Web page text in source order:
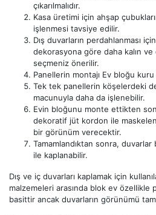
çıkarılmalıdır.
Kasa üretimi için ahşap
işlenmesi tavsiye edilir.
Dış duvarların perdahlanması
dekorasyona göre daha kalın
seçmeniz önerilir.
Panellerin montajı Ev bloğu kuru
Tek tek panellerin köşelerdeki
macunuyla daha da işlenebilir.
Evin bloğunu monte ettikten
dekoratif jüt kordon ile
bir görünüm verecektir.
Tamamlandıktan sonra,
ile kaplanabilir.
Dış ve iç duvarları kaplamak için
malzemeleri arasında blok ev özellikle
basittir ancak duvarların görünümü